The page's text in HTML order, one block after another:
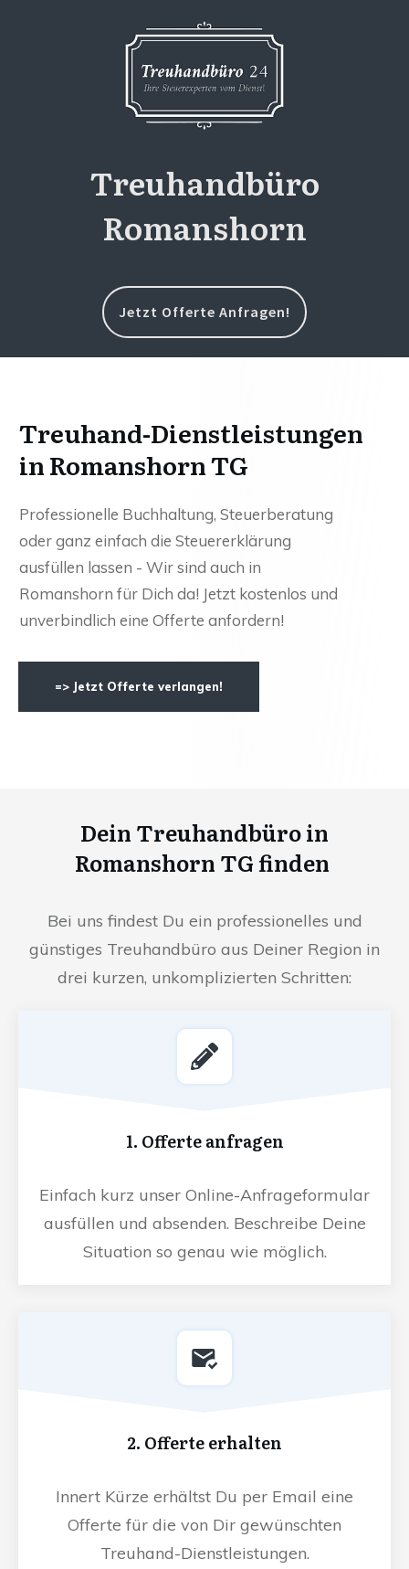
Treuhandbüro
Romanshorn
Jetzt Offerte Anfragen!
Treuhand-Dienstleistungen
in Romanshorn TG
Professionelle Buchhaltung, Steuerberatung
oder ganz einfach die Steuererklärung
ausfüllen lassen - Wir sind auch in
Romanshorn für Dich da! Jetzt kostenlos und
unverbindlich eine Offerte anfordern!
=> Jetzt Offerte verlangen!
Dein Treuhandbüro in
Romanshorn TG finden
Bei uns findest Du ein professionelles und
günstiges Treuhandbüro aus Deiner Region in
drei kurzen, unkomplizierten Schritten:
1. Offerte anfragen
Einfach kurz unser Online-Anfrageformular
ausfüllen und absenden. Beschreibe Deine
Situation so genau wie möglich.
2. Offerte erhalten
Innert Kürze erhältst Du per Email eine
Offerte für die von Dir gewünschten
Treuhand-Dienstleistungen.